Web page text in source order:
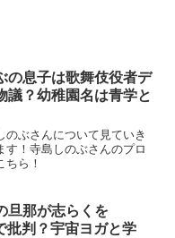
の息子は歌舞伎役者デ
議？幼稚園名は青学と
のぶさんについて見ていき
す！寺島しのぶさんのプロ
ちら！
旦那が志らくを
判？宇宙ヨガと学